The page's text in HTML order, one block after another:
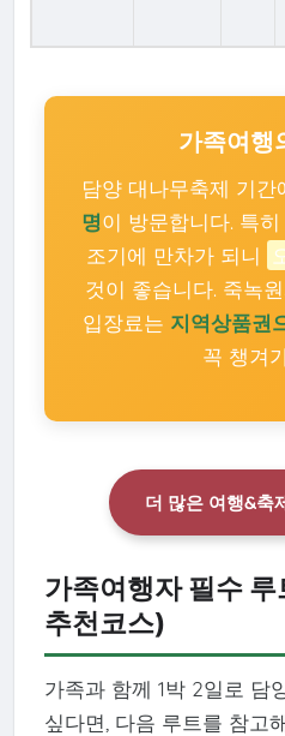
가족여행
담양 대나무축제 기간
명이 방문합니다. 특
조기에 만차가 되니
것이 좋습니다. 죽녹
입장료는 지역상품권
꼭 챙겨
더 많은 여행&축
가족여행자 필수 루
추천코스)
가족과 함께 1박 2일로 담
싶다면, 다음 루트를 참고